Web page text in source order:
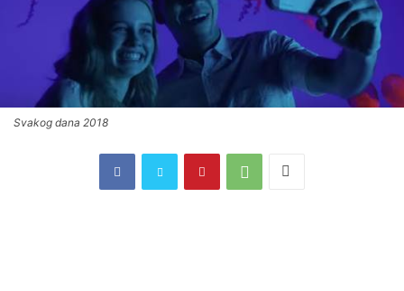
Svakog dana 2018